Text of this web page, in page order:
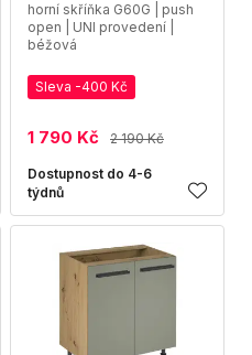
horní skříňka G60G | push
open | UNI provedení |
béžová
Sleva -400 Kč
1 790 Kč 2 190 Kč
Dostupnost do 4-6
týdnů